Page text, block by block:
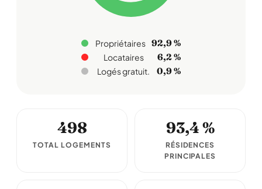
Propriétaires 92,9 %
Locataires 6,2 %
Logés gratuit. 0,9 %
498
TOTAL LOGEMENTS
93,4 %
RÉSIDENCES
PRINCIPALES